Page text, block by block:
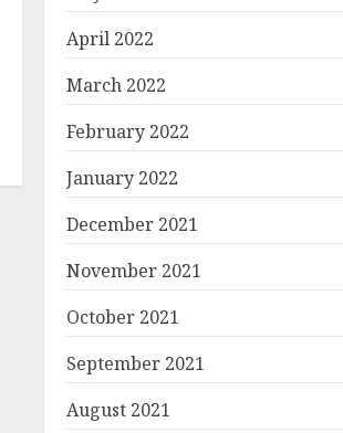
April 2022
March 2022
February 2022
January 2022
December 2021
November 2021
October 2021
September 2021
August 2021